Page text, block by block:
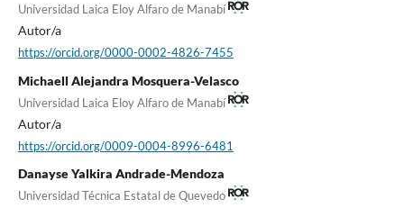
Universidad Laica Eloy Alfaro de Manabí
Autor/a
https://orcid.org/0000-0002-4826-7455
Michaell Alejandra Mosquera-Velasco
Universidad Laica Eloy Alfaro de Manabí
Autor/a
https://orcid.org/0009-0004-8996-6481
Danayse Yalkira Andrade-Mendoza
Universidad Técnica Estatal de Quevedo